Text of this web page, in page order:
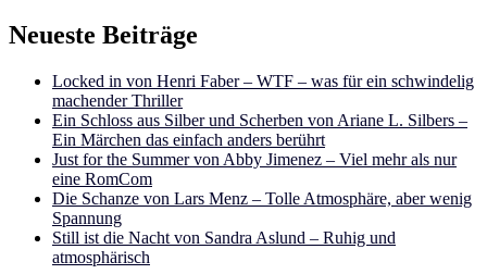
Neueste Beiträge
Locked in von Henri Faber – WTF – was für ein schwindelig
machender Thriller
Ein Schloss aus Silber und Scherben von Ariane L. Silbers –
Ein Märchen das einfach anders berührt
Just for the Summer von Abby Jimenez – Viel mehr als nur
eine RomCom
Die Schanze von Lars Menz – Tolle Atmosphäre, aber wenig
Spannung
Still ist die Nacht von Sandra Aslund – Ruhig und
atmosphärisch